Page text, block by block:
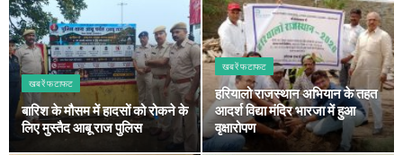
खबरें फटाफट
बारिश के मौसम में हादसों को रोकने के
लिए मुस्तैद आबू राज पुलिस
खबरें फटाफट
हरियालो राजस्थान अभियान के तहत
आदर्श विद्या मंदिर भारजा में हुआ
वृक्षारोपण